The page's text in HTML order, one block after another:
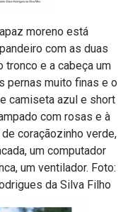
moreno está
com as duas
tronco e a cabeça um
pernas muito finas e o
camiseta azul e short
com rosas e à
coraçãozinho verde,
um computador
um ventilador. Foto:
da Silva Filho